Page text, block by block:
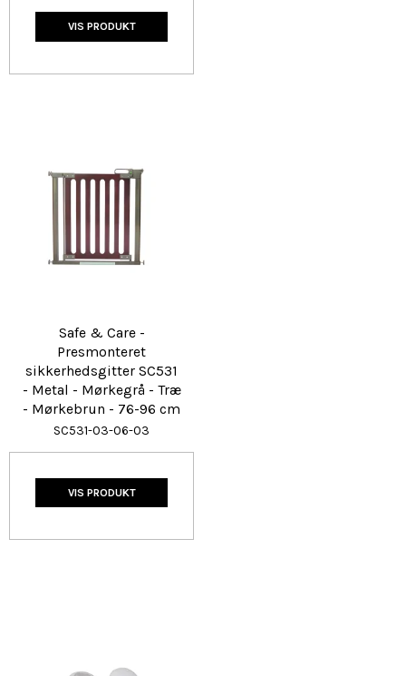
VIS PRODUKT
Safe & Care -
Presmonteret
sikkerhedsgitter SC531
- Metal - Mørkegrå - Træ
- Mørkebrun - 76-96 cm
SC531-03-06-03
VIS PRODUKT